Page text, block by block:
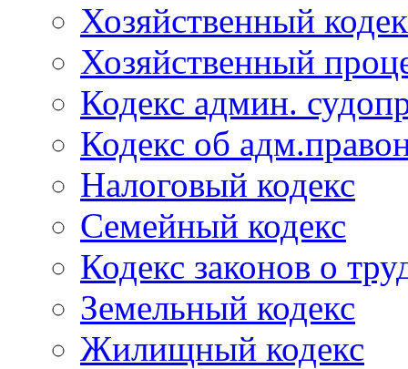
Хозяйственный
Хозяйственный
Кодекс админ.
Кодекс об
Налоговый кодекс
Семейный кодекс
Кодекс законов о
Земельный кодекс
Жилищный кодекс